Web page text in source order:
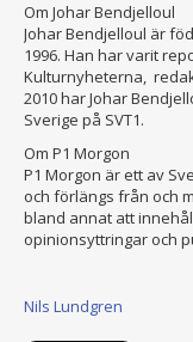
Om Johar Bendjelloul
Johar Bendjelloul är
1996. Han har varit
Kulturnyheterna,
2010 har Johar
Sverige på SVT1.
Om P1 Morgon
P1 Morgon är ett av
och förlängs från och
bland annat att
opinionsyttringar och
Nils Lundgren